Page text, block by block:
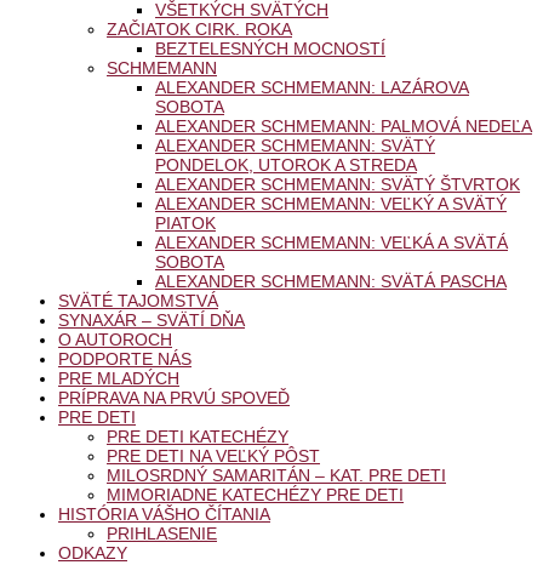
VŠETKÝCH SVÄTÝCH
ZAČIATOK CIRK. ROKA
BEZTELESNÝCH MOCNOSTÍ
SCHMEMANN
ALEXANDER SCHMEMANN: LAZÁROVA
SOBOTA
ALEXANDER SCHMEMANN: PALMOVÁ NEDEĽA
ALEXANDER SCHMEMANN: SVÄTÝ
PONDELOK, UTOROK A STREDA
ALEXANDER SCHMEMANN: SVÄTÝ ŠTVRTOK
ALEXANDER SCHMEMANN: VEĽKÝ A SVÄTÝ
PIATOK
ALEXANDER SCHMEMANN: VEĽKÁ A SVÄTÁ
SOBOTA
ALEXANDER SCHMEMANN: SVÄTÁ PASCHA
SVÄTÉ TAJOMSTVÁ
SYNAXÁR – SVÄTÍ DŇA
O AUTOROCH
PODPORTE NÁS
PRE MLADÝCH
PRÍPRAVA NA PRVÚ SPOVEĎ
PRE DETI
PRE DETI KATECHÉZY
PRE DETI NA VEĽKÝ PÔST
MILOSRDNÝ SAMARITÁN – KAT. PRE DETI
MIMORIADNE KATECHÉZY PRE DETI
HISTÓRIA VÁŠHO ČÍTANIA
PRIHLASENIE
ODKAZY